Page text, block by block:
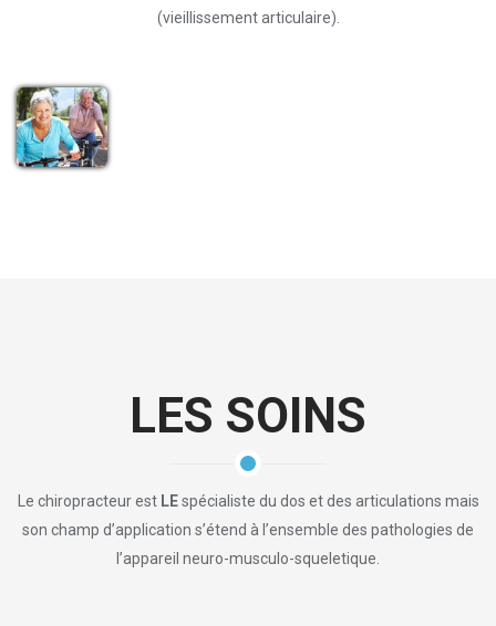
(vieillissement articulaire).
LES SOINS
Le chiropracteur est LEspécialiste du dos et des articulations mais
son champ d’application s’étend à l’ensemble des pathologies de
l’appareil neuro-musculo-squeletique.